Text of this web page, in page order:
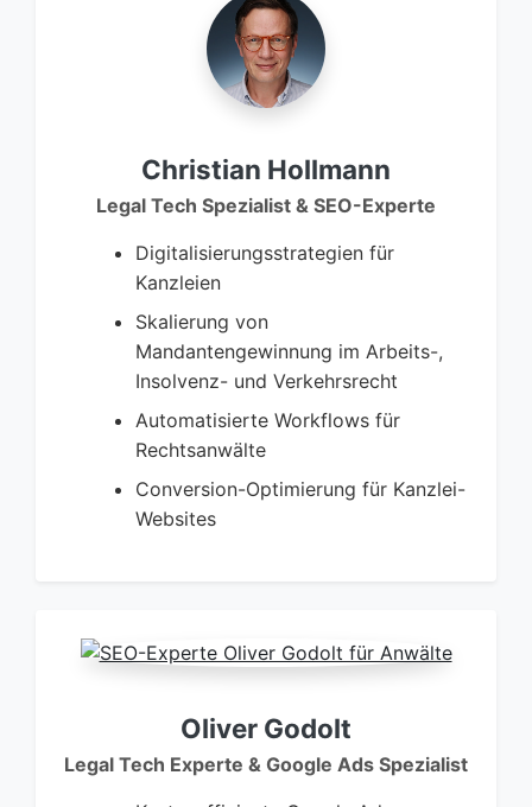
Christian Hollmann
Legal Tech Spezialist & SEO-Experte
Digitalisierungsstrategien für
Kanzleien
Skalierung von
Mandantengewinnung im Arbeits-,
Insolvenz- und Verkehrsrecht
Automatisierte Workflows für
Rechtsanwälte
Conversion-Optimierung für Kanzlei-
Websites
Oliver Godolt
Legal Tech Experte & Google Ads Spezialist